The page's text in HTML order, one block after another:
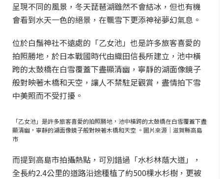
呈現不同的風景，冬天琵琶湖雖然不會結冰，但也有機
會看到水天一色的絕景，在飄雪下更添神祕夢幻氣息。
位於白鬚神社不遠處的「乙女池」也是許多旅客喜愛的
拍照勝地，於日本戰國時代由織田信長所建立，池中橫
跨的太鼓橋在白雪覆蓋下盡顯清幽，寧靜的湖面像鏡子
般對映著木橋和天空，讓人不禁駐足觀賞，盡情拍下雪
中美照而不受打擾。
「乙女池」是許多旅客喜愛的拍照勝地，池中橫跨的太鼓橋在白雪覆蓋下盡
顯清幽，寧靜的湖面像鏡子般對映著木橋和天空 。圖片來源｜滋賀縣高島
市
而提到高島市拍攝熱點，可別錯過「水杉林蔭大道」，
全長約2.4公里的道路沿途種植了約500棵水杉樹，更被